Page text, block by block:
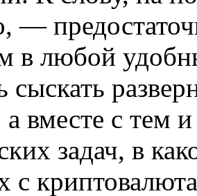
—
в любой
сыскать
а вместе с тем
задач, в
с